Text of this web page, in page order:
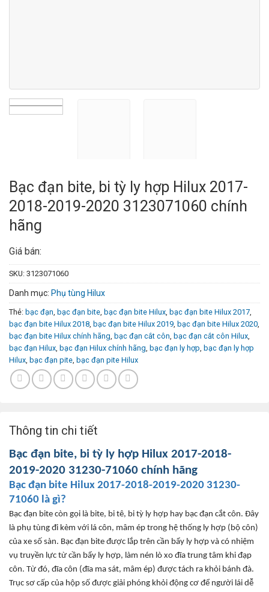
Bạc đạn bite, bi tỳ ly hợp Hilux 2017-
2018-2019-2020 3123071060 chính
hãng
Giá bán:
SKU: 3123071060
Danh mục: Phụ tùng Hilux
Thẻ: bạc đạn bạc đạn bite bạc đạn bite Hilux bạc đạn bite Hilux 2017
bạc đạn bite Hilux 2018 bạc đạn bite Hilux 2019 bạc đạn bite Hilux 2020
bạc đạn bite Hilux chính hãng bạc đạn cắt côn bạc đạn cắt côn Hilux
bạc đạn Hilux bạc đạn Hilux chính hãng bạc đạn ly hợp bạc đạn ly hợp
Hilux bạc đạn pite bạc đạn pite Hilux
Thông tin chi tiết
Bạc đạn bite, bi tỳ ly hợp Hilux 2017-2018-
2019-2020 31230-71060 chính hãng
Bạc đạn bite Hilux 2017-2018-2019-2020 31230-
71060 là gì?
Bạc đạn bite còn gọi là bite, bi tê, bi tỳ ly hợp hay bạc đạn cắt côn. Đây
là phụ tùng đi kèm với lá côn, mâm ép trong hệ thống ly hợp (bộ côn)
của xe số sàn. Bạc đạn bite được lắp trên cần bẩy ly hợp và có nhiệm
vụ truyền lực từ cần bẩy ly hợp, làm nén lò xo đĩa trung tâm khi đạp
côn. Từ đó, đĩa côn (đĩa ma sát, mâm ép) được tách ra khỏi bánh đà.
Trục sơ cấp của hộp số được giải phóng khỏi động cơ để người lái dễ